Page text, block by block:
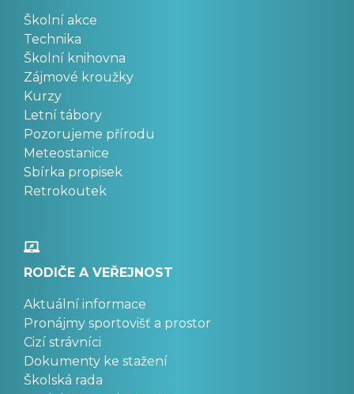
Školní akce
Technika
Školní knihovna
Zájmové kroužky
Kurzy
Letní tábory
Pozorujeme přírodu
Meteostanice
Sbírka propisek
Retrokoutek
RODIČE A VEŘEJNOST
Aktuální informace
Pronájmy sportovišť a prostor
Cizí strávníci
Dokumenty ke stažení
Školská rada